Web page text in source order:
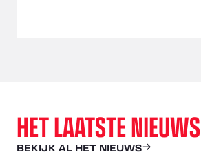
HET LAATSTE NIEUWS
BEKIJK AL HET NIEUWS